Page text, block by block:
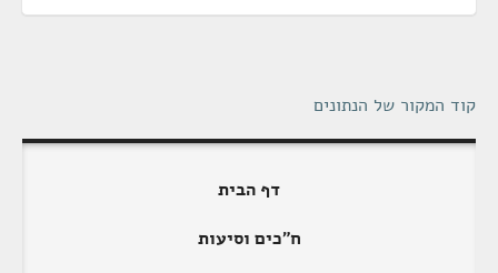
קוד המקור של הנתונים
דף הבית
ח"כים וסיעות